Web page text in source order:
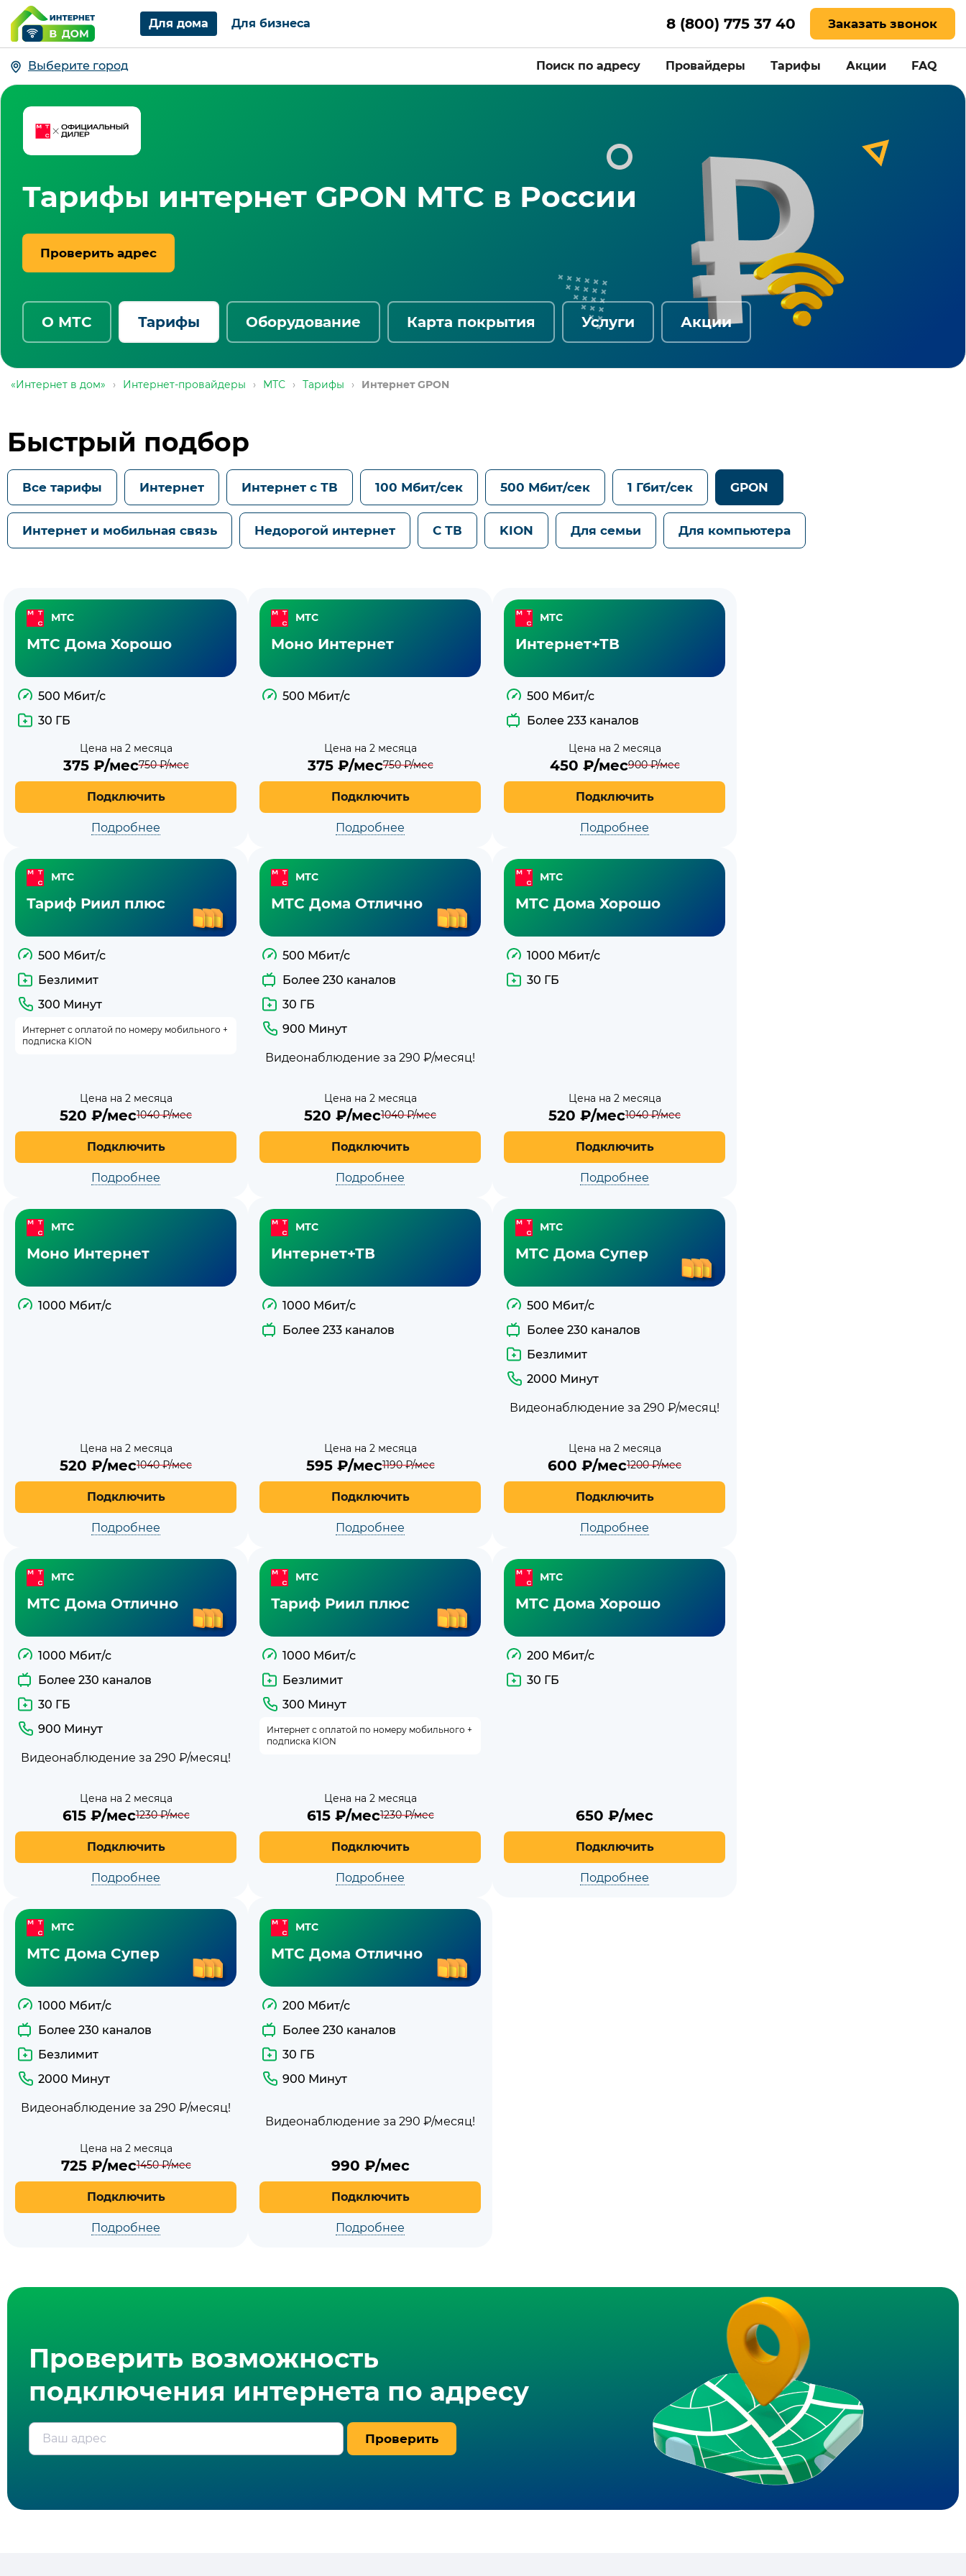
Для дома Для бизнеса 8 (800) 775 37 40 Заказать звонок
Выберите город Поиск по адресу Провайдеры Тарифы Акции FAQ
Тарифы интернет GPON МТС в России
Проверить адрес
О МТС Тарифы Оборудование Карта покрытия Услуги Акции
«Интернет в дом» › Интернет-провайдеры › МТС › Тарифы › Интернет GPON
Быстрый подбор
Все тарифы Интернет Интернет с ТВ 100 Мбит/сек 500 Мбит/сек 1 Гбит/сек GPON
Интернет и мобильная связь Недорогой интернет С ТВ KION Для семьи Для компьютера
Тарифы
GPON
МТС
МТС
МТС Дома Хорошо
500 Мбит/с
30 ГБ
Цена на 2 месяца
375₽/мес750₽/мес
Подключить
Подробнее
МТС
Моно Интернет
500 Мбит/с
Цена на 2 месяца
375₽/мес750₽/мес
Подключить
Подробнее
МТС
Интернет+ТВ
500 Мбит/с
Более 233 каналов
Цена на 2 месяца
450 ₽/мес900₽/мес
Подключить
Подробнее
МТС
Тариф Риил плюс
500 Мбит/с
Безлимит
300 Минут
Интернет с оплатой по номеру мобильного +
подписка KION
Цена на 2 месяца
520 ₽/мес1040₽/мес
Подключить
Подробнее
МТС
МТС Дома Отлично
500 Мбит/с
Более 230 каналов
30 ГБ
900 Минут
Видеонаблюдение за 290 ₽/месяц!
Цена на 2 месяца
520 ₽/мес1040₽/мес
Подключить
Подробнее
МТС
МТС Дома Хорошо
1000 Мбит/с
30 ГБ
Цена на 2 месяца
520 ₽/мес1040₽/мес
Подключить
Подробнее
МТС
Моно Интернет
1000 Мбит/с
Цена на 2 месяца
520 ₽/мес1040₽/мес
Подключить
Подробнее
МТС
Интернет+ТВ
1000 Мбит/с
Более 233 каналов
Цена на 2 месяца
595₽/мес1190₽/мес
Подключить
Подробнее
МТС
МТС Дома Супер
500 Мбит/с
Более 230 каналов
Безлимит
2000 Минут
Видеонаблюдение за 290 ₽/месяц!
Цена на 2 месяца
600 ₽/мес1200₽/мес
Подключить
Подробнее
МТС
МТС Дома Отлично
1000 Мбит/с
Более 230 каналов
30 ГБ
900 Минут
Видеонаблюдение за 290 ₽/месяц!
Цена на 2 месяца
615₽/мес1230₽/мес
Подключить
Подробнее
МТС
Тариф Риил плюс
1000 Мбит/с
Безлимит
300 Минут
Интернет с оплатой по номеру мобильного +
подписка KION
Цена на 2 месяца
615₽/мес1230₽/мес
Подключить
Подробнее
МТС
МТС Дома Хорошо
200 Мбит/с
30 ГБ
650 ₽/мес
Подключить
Подробнее
МТС
МТС Дома Супер
1000 Мбит/с
Более 230 каналов
Безлимит
2000 Минут
Видеонаблюдение за 290 ₽/месяц!
Цена на 2 месяца
725₽/мес1450₽/мес
Подключить
Подробнее
МТС
МТС Дома Отлично
200 Мбит/с
Более 230 каналов
30 ГБ
900 Минут
Видеонаблюдение за 290 ₽/месяц!
990 ₽/мес
Подключить
Подробнее
Проверить возможность
подключения интернета по адресу
Ваш адрес Проверить